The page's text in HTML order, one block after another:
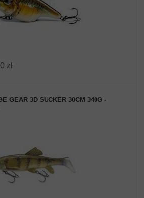
zł
GEAR 3D SUCKER 30CM 340G -
ZOBACZ PRODUKT